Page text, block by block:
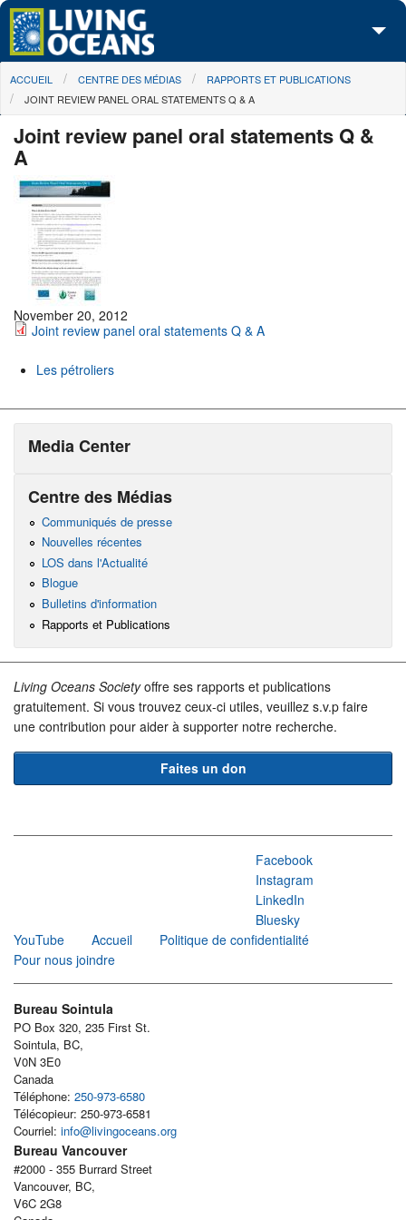
Skip to main content
À propos de nous
Centre des Médias
Les Cartes
Passez à l'action
You are here
ACCUEIL CENTRE DES MÉDIAS
RAPPORTS ET PUBLICATIONS
JOINT REVIEW PANEL ORAL STATEMENTS Q & A
Joint review panel oral statements Q &
A
November 20, 2012
Joint review panel oral statements Q & A
Les pétroliers
Media Center
Centre des Médias
Communiqués de presse
Nouvelles récentes
LOS dans l'Actualité
Blogue
Bulletins d'information
Rapports et Publications
Living Oceans Societyoffre ses rapports et publications
gratuitement. Si vous trouvez ceux-ci utiles, veuillez s.v.p faire
une contribution pour aider à supporter notre recherche.
Faites un don
Facebook
Instagram
LinkedIn
Bluesky
YouTube
Accueil
Politique de confidentialité
Pour nous joindre
Bureau Sointula
PO Box 320, 235 First St.
Sointula, BC,
V0N 3E0
Canada
Téléphone: 250-973-6580
Télécopieur: 250-973-6581
Courriel: info@livingoceans.org
Bureau Vancouver
#2000 - 355 Burrard Street
Vancouver, BC,
V6C 2G8